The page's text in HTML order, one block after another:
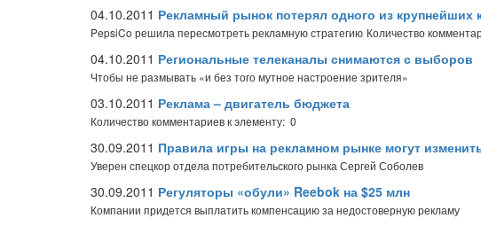
04.10.2011 Рекламный рынок потерял одного из крупнейших
PepsiCo решила пересмотреть рекламную стратегию Количество
04.10.2011 Региональные телеканалы снимаются с выборов
Чтобы не размывать «и без того мутное настроение зрителя»
03.10.2011 Реклама – двигатель бюджета
Количество комментариев к элементу: 0
30.09.2011 Правила игры на рекламном рынке могут
Уверен спецкор отдела потребительского рынка Сергей Соболев
30.09.2011 Регуляторы «обули» Reebok на $25 млн
Компании придется выплатить компенсацию за недостоверную рекламу